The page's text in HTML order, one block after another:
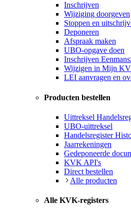
Inschrijven
Wijziging doorgeven
Stoppen en
Deponeren
Afspraak maken
UBO-opgave doen
Inschrijven
Wijzigen in Mijn
LEI aanvragen en
Producten bestellen
Uittreksel
UBO-uittreksel
Handelsregister
Jaarrekeningen
Gedeponeerde
KVK API's
Direct bestellen
Alle producten
Alle KVK-registers